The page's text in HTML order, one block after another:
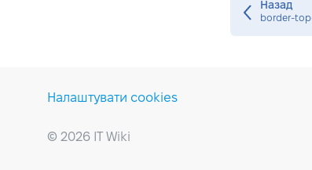
border-bottom-left-
Назад
border-
Налаштувати cookies
© 2026 IT Wiki